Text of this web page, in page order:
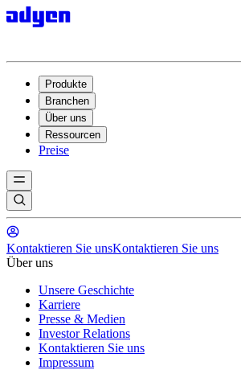
Produkte
Branchen
Über uns
Ressourcen
Preise
Kontaktieren Sie unsKontaktieren Sie uns
Über uns
Unsere Geschichte
Karriere
Presse & Medien
Investor Relations
Kontaktieren Sie uns
Impressum